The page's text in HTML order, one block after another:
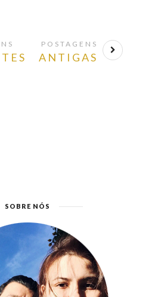
POSTAGENS
ANTIGAS
SOBRE NÓS